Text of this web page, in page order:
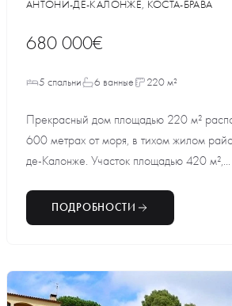
АНТОНИ-ДЕ-КАЛОНЖЕ, КОСТА-БРАВА
680 000€
5 спальни 6 ванные 220 м²
Прекрасный дом площадью 220 м²
600 метрах от моря, в тихом жилом
де-Калонже. Участок площадью 420 м²,...
ПОДРОБНОСТИ